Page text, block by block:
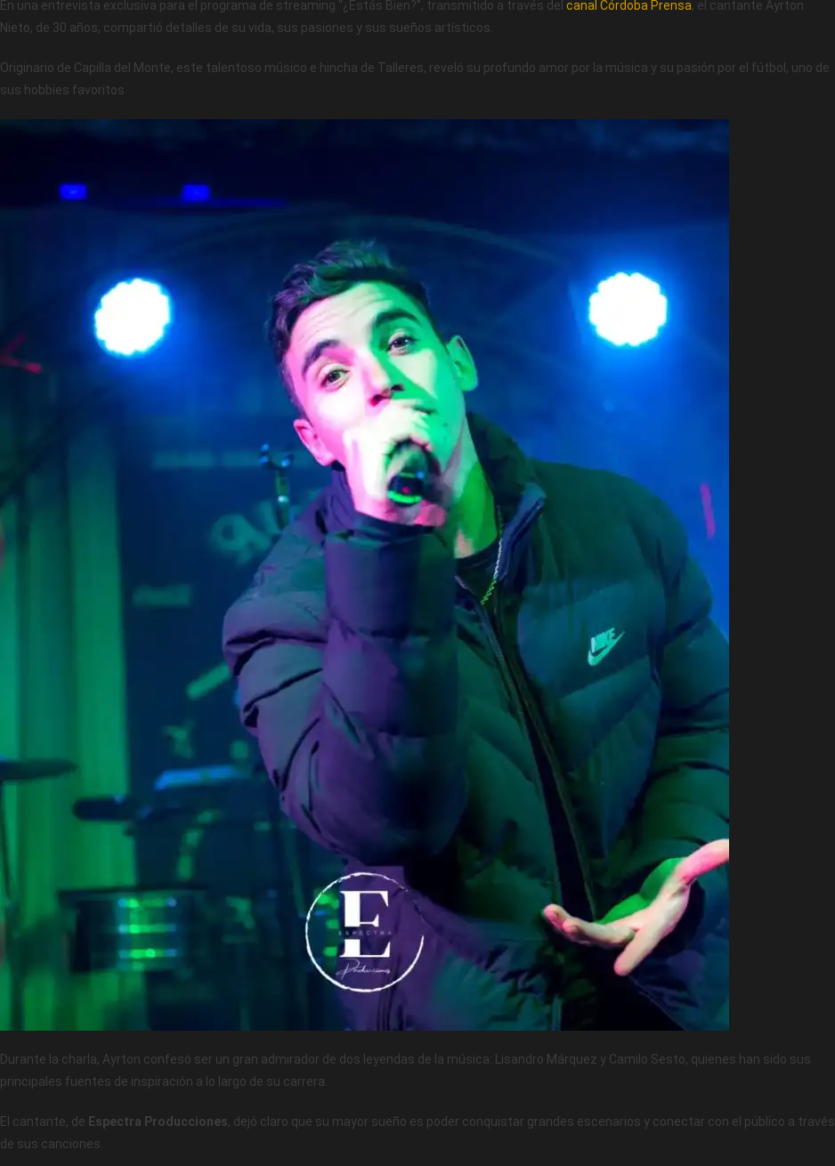
En una entrevista exclusiva para el programa de streaming “¿Estás Bien?”, transmitido a través del canal Córdoba Prensa, el cantante Ayrton
Nieto, de 30 años, compartió detalles de su vida, sus pasiones y sus sueños artísticos.
Originario de Capilla del Monte, este talentoso músico e hincha de Talleres, reveló su profundo amor por la música y su pasión por el fútbol, uno de
sus hobbies favoritos.
Durante la charla, Ayrton confesó ser un gran admirador de dos leyendas de la música: Lisandro Márquez y Camilo Sesto, quienes han sido sus
principales fuentes de inspiración a lo largo de su carrera.
El cantante, de Espectra Producciones, dejó claro que su mayor sueño es poder conquistar grandes escenarios y conectar con el público a través
de sus canciones.